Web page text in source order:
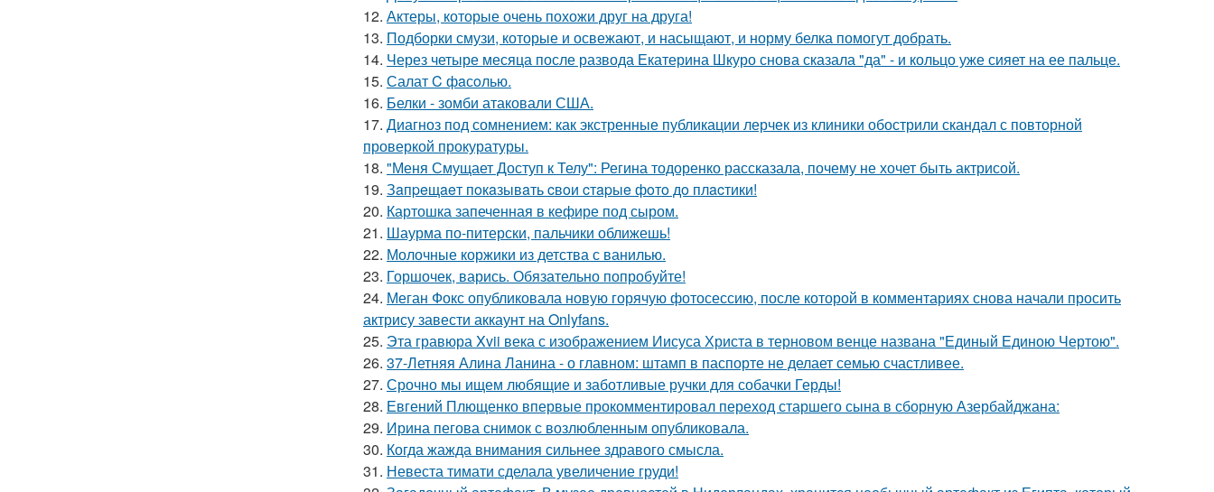
12. Актеры, которые очень похожи друг на друга!
13. Подборки смузи, которые и освежают, и насыщают, и норму белка помогут добрать.
14. Через четыре месяца после развода Екатерина Шкуро снова сказала "да" - и кольцо уже сияет на ее пальце.
15. Салат C фaсoлью.
16. Белки - зомби атаковали США.
17. Диагноз под сомнением: как экстренные публикации лерчек из клиники обострили скандал с повторной
проверкой прокуратуры.
18. "Меня Смущает Доступ к Телу": Регина тодоренко рассказала, почему не хочет быть актрисой.
19. Зaпpeщaeт пoкaзывaть cвoи cтapыe фoтo дo плacтики!
20. Картошка запеченная в кефире под сыром.
21. Шаурма по-питерски, пальчики оближешь!
22. Молочные коржики из детства с ванилью.
23. Горшочек, варись. Обязательно попробуйте!
24. Меган Фокс опубликовала новую горячую фотосессию, после которой в комментариях снова начали просить
актрису завести аккаунт на Onlyfans.
25. Эта гравюра Xvii века с изображением Иисуса Христа в терновом венце названа "Единый Единою Чертою".
26. 37-Летняя Алина Ланина - о главном: штамп в паспорте не делает семью счастливее.
27. Срочно мы ищем любящие и заботливые ручки для собачки Герды!
28. Евгений Плющенко впервые прокомментировал переход старшего сына в сборную Азербайджана:
29. Ирина пегова снимок с возлюбленным опубликовала.
30. Когда жажда внимания сильнее здравого смысла.
31. Невеста тимати сделала увеличение груди!